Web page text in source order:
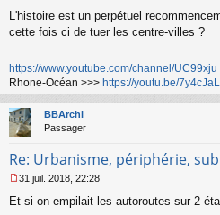
L'histoire est un perpétuel
cette fois ci de tuer les centre-villes ?
https://www.youtube.com/channel/
Rhone-Océan >>> https://youtu.be/
BBArchi
Passager
Re: Urbanisme, périphérie,
e
31 juil. 2018, 22:28
Et si on empilait les autoroutes sur 2